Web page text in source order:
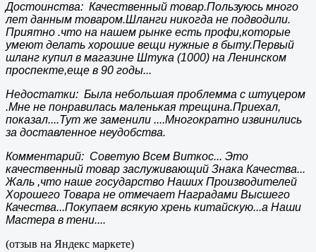
Достоинства: Качественный товар.Пользуюсь много
лет данным товаром.Шланги никогда не подводили.
Приятно .что на нашем рынке есть профи,которые
умеют делать хорошие вещи нужные в быту.Первый
шланг купил в магазине Штука (1000) на Ленинском
проспекте,еще в 90 годы...
Недостатки: Была небольшая проблемма с штуцером
.Мне не понравилась маленькая трещина.Приехал,
показал....Тут же заменили ....Многократно извинились
за доставленное неудобства.
Комментарий: Советую Всем Виткос... Это
качественный товар заслуживающий Знака Качества...
Жаль ,что наше государство Наших Производителей
Хорошего Товара не отмечает Наградами Высшего
Качества...Покупаем всякую хрень китайскую...а Наши
Мастера в тени....
(отзыв на Яндекс маркете)